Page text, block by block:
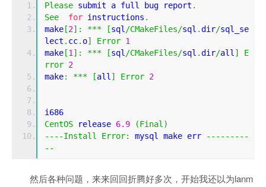
Please submit a full bug report .
See
for instructions .
make [2]: *** [sql /CMakeFiles/sql .dir/sql_se
lect . cc. o] Error 1
make [1 ]: *** [sql /CMakeFiles/sql .dir/all ]
E
rror 2
make: *** [all ] Error 2
i686
CentOS release 6.9 (Final )
----Install Error: mysql make err
---------
--
然后各种问题，来来回回折腾好多次，开始我还以为lanm